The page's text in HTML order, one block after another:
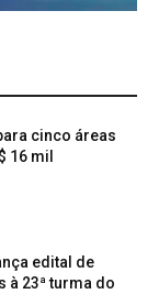
cinco áreas
16 mil
edital de
à 23ª turma do